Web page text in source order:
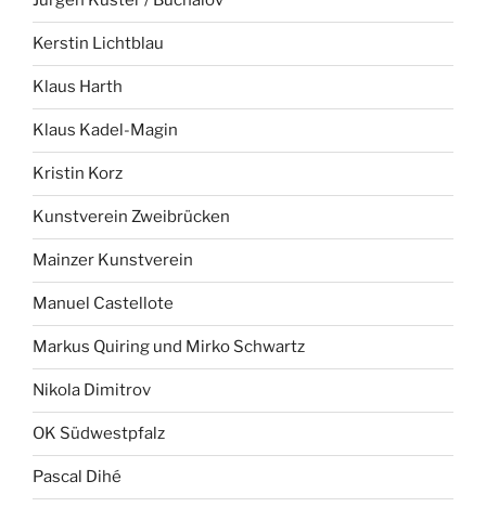
Kerstin Lichtblau
Klaus Harth
Klaus Kadel-Magin
Kristin Korz
Kunstverein Zweibrücken
Mainzer Kunstverein
Manuel Castellote
Markus Quiring und Mirko Schwartz
Nikola Dimitrov
OK Südwestpfalz
Pascal Dihé